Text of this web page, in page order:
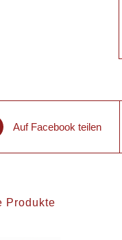
Auf Facebook teilen
Produkte